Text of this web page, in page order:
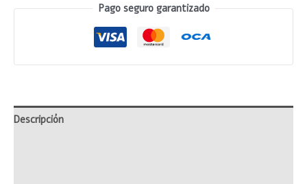
Pago seguro garantizado
Descripción